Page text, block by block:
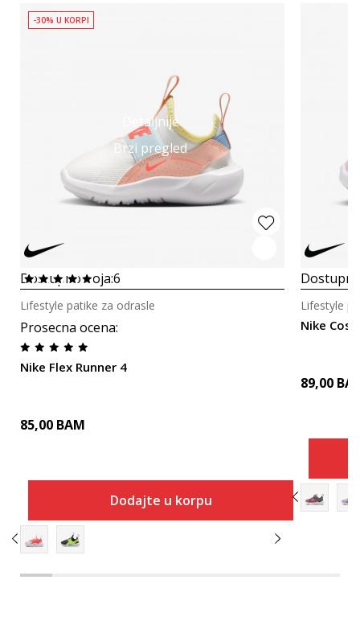
Detaljnije
Brzi pregled
-30% U KORPI
Dostupno boja:6
Prosecna ocena:
Nike Flex Runner 4
Lifestyle patike za odrasle
85,00 BAM
Dodajte u korpu
Nike
Lifestyle
89,00